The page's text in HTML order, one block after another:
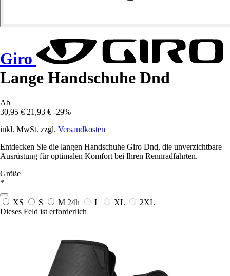
Giro
Lange Handschuhe Dnd
Ab
30,95 € 21,93 € -29%
inkl. MwSt. zzgl. Versandkosten
Entdecken Sie die langen Handschuhe Giro Dnd, die unverzichtbare
Ausrüstung für optimalen Komfort bei Ihren Rennradfahrten.
Größe
*
XS S M 24h L XL
2XL
Dieses Feld ist erforderlich